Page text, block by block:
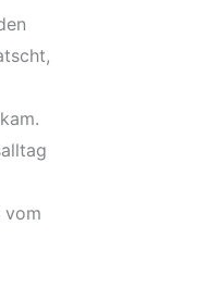
vom